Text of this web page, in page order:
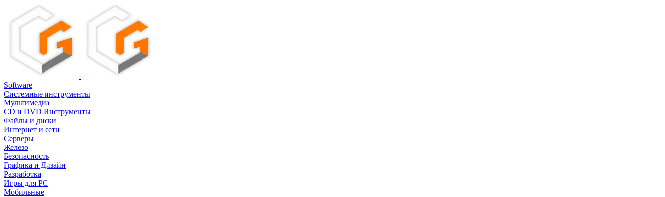
Software
Системные инструменты
Мультимедиа
CD и DVD Инструменты
Файлы и диски
Интернет и сети
Серверы
Железо
Безопасность
Графика и Дизайн
Разработка
Игры для PC
Мобильные